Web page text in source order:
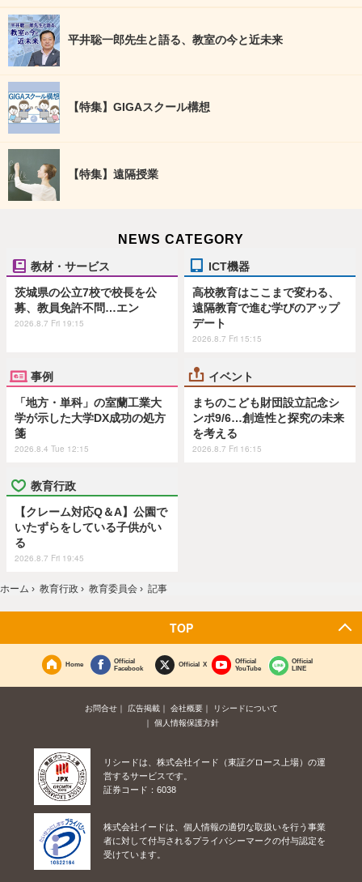
平井聡一郎先生と語る、教室の今と近未来
【特集】GIGAスクール構想
【特集】遠隔授業
NEWS CATEGORY
教材・サービス
茨城県の公立7校で校長を公
募、教員免許不問…エン
2026.8.7 Fri 19:15
ICT機器
高校教育はここまで変わる、
遠隔教育で進む学びのアップ
デート
2026.8.7 Fri 15:15
事例
「地方・単科」の室蘭工業大
学が示した大学DX成功の処方
箋
2026.8.4 Tue 12:15
イベント
まちのこども財団設立記念シ
ンポ9/6…創造性と探究の未来
を考える
2026.8.7 Fri 16:15
教育行政
【クレーム対応Q＆A】公園で
いたずらをしている子供がい
る
2026.8.7 Fri 19:45
ホーム › 教育行政 › 教育委員会 › 記事
TOP
Home
Official
Facebook
Official X
Official
YouTube
Official
LINE
お問合せ 広告掲載 会社概要
リシードについて
個人情報保護方針
リシードは、株式会社イード（東証グロース上場）の運
営するサービスです。
証券コード：6038
株式会社イードは、個人情報の適切な取扱いを行う事業
者に対して付与されるプライバシーマークの付与認定を
受けています。